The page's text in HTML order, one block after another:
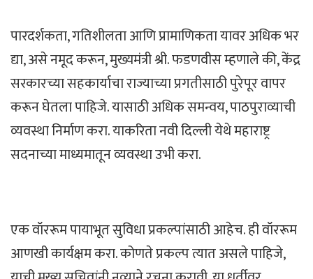
पारदर्शकता, गतिशीलता आणि प्रामाणिकता यावर अधिक भर
द्या, असे नमूद करून, मुख्यमंत्री श्री. फडणवीस म्हणाले की, केंद्र
सरकारच्या सहकार्याचा राज्याच्या प्रगतीसाठी पुरेपूर वापर
करून घेतला पाहिजे. यासाठी अधिक समन्वय, पाठपुराव्याची
व्यवस्था निर्माण करा. याकरिता नवी दिल्ली येथे महाराष्ट्र
सदनाच्या माध्यमातून व्यवस्था उभी करा.
एक वॉररूम पायाभूत सुविधा प्रकल्पांसाठी आहेच. ही वॉररूम
आणखी कार्यक्षम करा. कोणते प्रकल्प त्यात असले पाहिजे,